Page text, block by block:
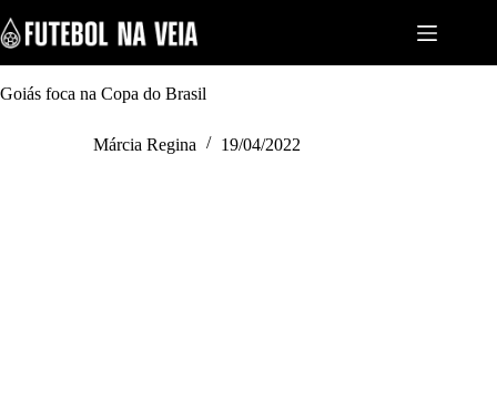
k
i
p
tGoiás foca na Copa do Brasil
Márcia Regina 19/04/2022